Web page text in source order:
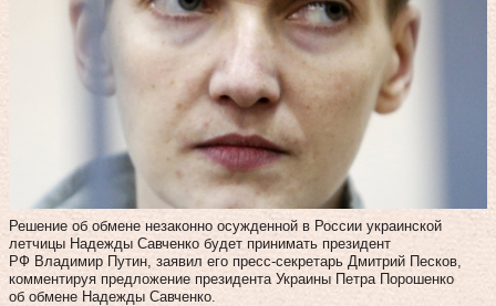
Решение об обмене незаконно осужденной в России украинской
летчицы Надежды Савченко будет принимать президент
РФ Владимир Путин, заявил его пресс-секретарь Дмитрий Песков,
комментируя предложение президента Украины Петра Порошенко
об обмене Надежды Савченко.